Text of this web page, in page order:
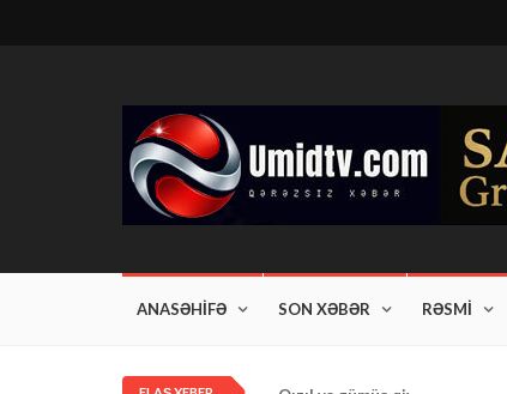
ANASƏHİFƏ SON XƏBƏR RƏSMİ